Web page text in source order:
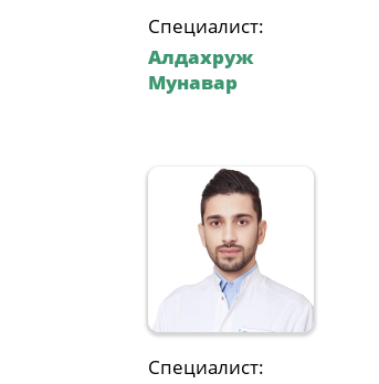
Специалист:
Алдахруж
Мунавар
Специалист: